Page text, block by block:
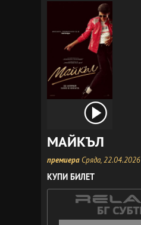
МАЙКЪЛ
премиера Сряда, 22.04.2026
КУПИ БИЛЕТ